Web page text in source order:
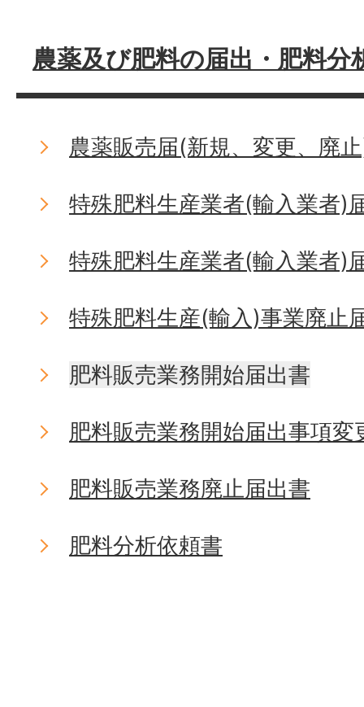
農薬及び肥料の届出・肥料分
農薬販売届(新規、変更、廃
特殊肥料生産業者(輸入業者)
特殊肥料生産業者(輸入業者)
特殊肥料生産(輸入)事業廃止
肥料販売業務開始届出書
肥料販売業務開始届出事項変
肥料販売業務廃止届出書
肥料分析依頼書